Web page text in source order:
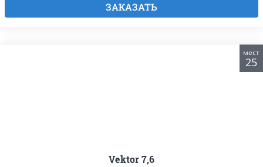
ЗАКАЗАТЬ
мест
25
Vektor 7,6